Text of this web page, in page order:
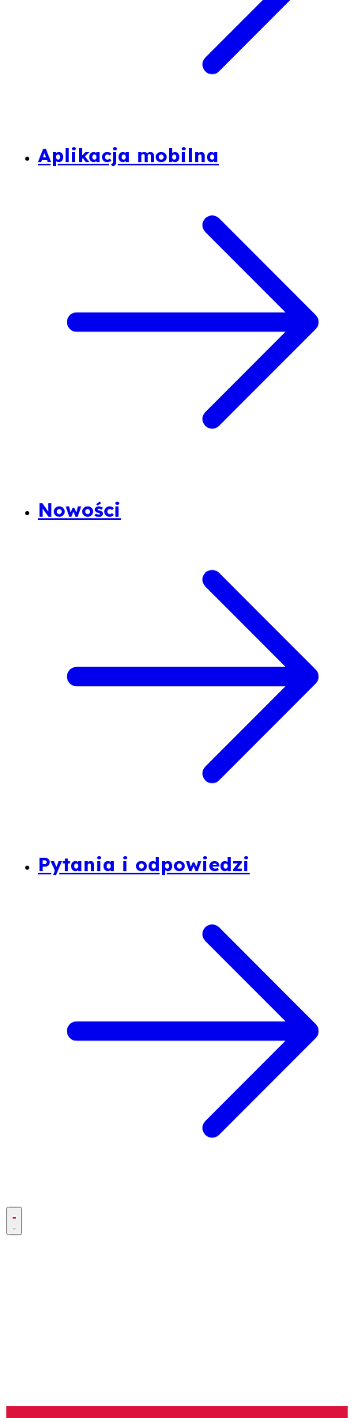
Aplikacja mobilna
Nowości
Pytania i odpowiedzi